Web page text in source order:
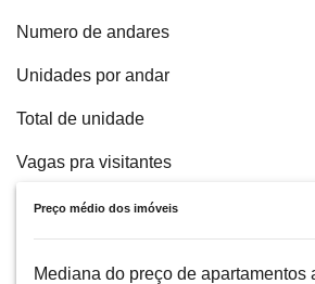
Numero de andares
Unidades por andar
Total de unidade
Vagas pra visitantes
Preço médio dos imóveis
Mediana do preço de apartamentos